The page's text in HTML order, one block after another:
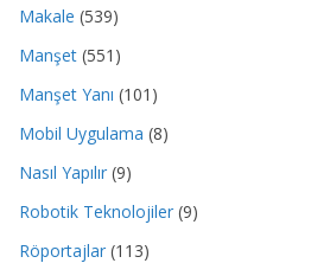
Makale (539)
Manşet (551)
Manşet Yanı (101)
Mobil Uygulama (8)
Nasıl Yapılır (9)
Robotik Teknolojiler (9)
Röportajlar (113)